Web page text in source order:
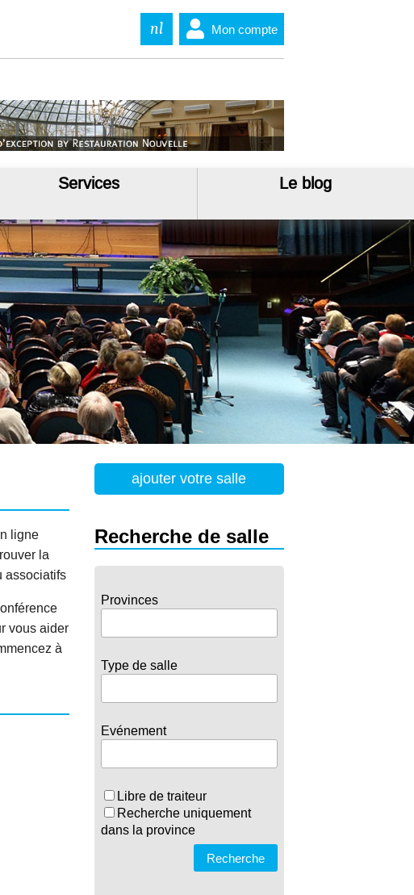
nl Mon compte
Services Le blog
ligne
la
associatifs
vous aider
à
ajouter votre salle
Recherche de salle
Provinces
Type de salle
Evénement
Libre de traiteur
Recherche uniquement
dans la province
Recherche